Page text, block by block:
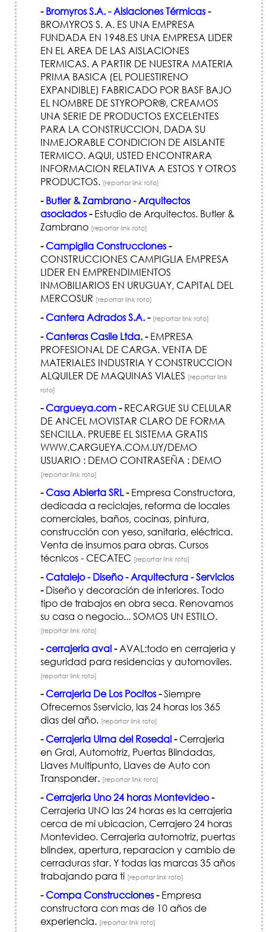
- Bromyros S.A. - Aislaciones Térmicas-
BROMYROS S. A. ES UNA EMPRESA
FUNDADA EN 1948.ES UNA EMPRESA LIDER
EN EL AREA DE LAS AISLACIONES
TERMICAS. A PARTIR DE NUESTRA MATERIA
PRIMA BASICA (EL POLIESTIRENO
EXPANDIBLE) FABRICADO POR BASF BAJO
EL NOMBRE DE STYROPOR®, CREAMOS
UNA SERIE DE PRODUCTOS EXCELENTES
PARA LA CONSTRUCCION, DADA SU
INMEJORABLE CONDICION DE AISLANTE
TERMICO. AQUI, USTED ENCONTRARA
INFORMACION RELATIVA A ESTOS Y OTROS
PRODUCTOS. [reportar link roto]
- Butler & Zambrano - Arquitectos
asociados-Estudio de Arquitectos. Butler &
Zambrano [reportar link roto]
-Campiglia Construcciones-
CONSTRUCCIONES CAMPIGLIA EMPRESA
LIDER EN EMPRENDIMIENTOS
INMOBILIARIOS EN URUGUAY, CAPITAL DEL
MERCOSUR [reportar link roto]
-Cantera Adrados S.A.- [reportar link roto]
-Canteras Casile Ltda.-EMPRESA
PROFESIONAL DE CARGA. VENTA DE
MATERIALES INDUSTRIA Y CONSTRUCCION
ALQUILER DE MAQUINAS VIALES [reportar link
roto]
-Cargueya.com-RECARGUE SU CELULAR
DE ANCEL MOVISTAR CLARO DE FORMA
SENCILLA. PRUEBE EL SISTEMA GRATIS
WWW.CARGUEYA.COM.UY/DEMO
USUARIO : DEMO CONTRASEÑA : DEMO
[reportar link roto]
-Casa Abierta SRL-Empresa Constructora,
dedicada a reciclajes, reforma de locales
comerciales, baños, cocinas, pintura,
construcción con yeso, sanitaria, eléctrica.
Venta de insumos para obras. Cursos
técnicos - CECATEC [reportar link roto]
-Catalejo - Diseño - Arquitectura - Servicios
-Diseño y decoración de interiores. Todo
tipo de trabajos en obra seca. Renovamos
su casa o negocio... SOMOS UN ESTILO.
[reportar link roto]
-cerrajeria aval-AVAL:todo en cerrajeria y
seguridad para residencias y automoviles.
[reportar link roto]
-Cerrajeria De Los Pocitos-Siempre
Ofrecemos Sservicio, las 24 horas los 365
dias del año. [reportar link roto]
-Cerrajeria Ulma del Rosedal-Cerrajeria
en Gral, Automotriz, Puertas Blindadas,
Llaves Multipunto, Llaves de Auto con
Transponder. [reportar link roto]
-Cerrajeria Uno 24 horas Montevideo-
Cerrajeria UNO las 24 horas es la cerrajeria
cerca de mi ubicacion, Cerrajero 24 horas
Montevideo. Cerrajeria automotriz, puertas
blindex, apertura, reparacion y cambio de
cerraduras star. Y todas las marcas 35 años
trabajando para ti [reportar link roto]
-Compa Construcciones-Empresa
constructora con mas de 10 años de
experiencia. [reportar link roto]